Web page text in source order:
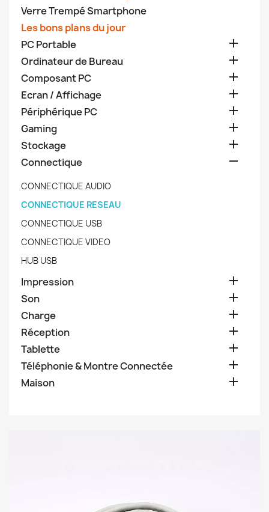
Verre Trempé Smartphone
Les bons plans du jour
PC Portable

Ordinateur de Bureau 
Composant PC 
Ecran / Affichage 
Périphérique PC 
Gaming 
Stockage 
Connectique 
CONNECTIQUE AUDIO
CONNECTIQUE RESEAU
CONNECTIQUE USB
CONNECTIQUE VIDEO
HUB USB
Impression 
Son 
Charge 
Réception 
Tablette 
Téléphonie & Montre Connectée 
Maison 